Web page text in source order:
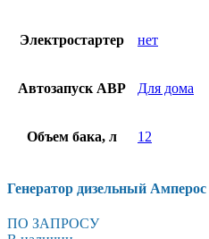
Электростартер нет
Автозапуск АВР Для дома
Объем бака, л 12
Генератор дизельный
ПО ЗАПРОСУ